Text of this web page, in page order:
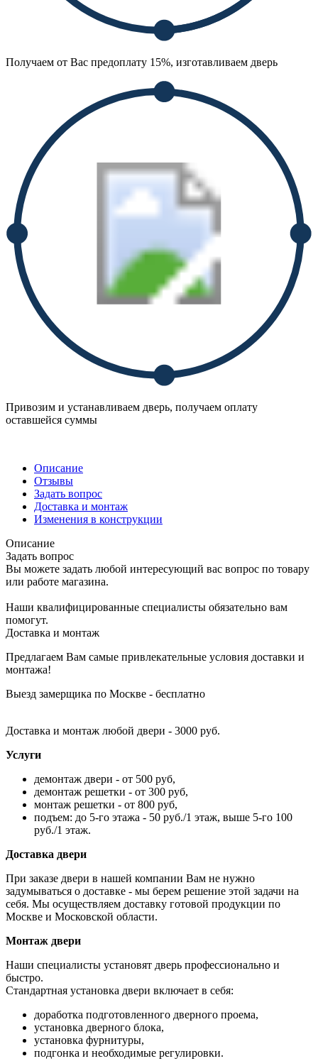
Получаем от Вас предоплату 15%, изготавливаем дверь
Привозим и устанавливаем дверь, получаем оплату
оставшейся суммы
Описание
Отзывы
Задать вопрос
Доставка и монтаж
Изменения в конструкции
Описание
Задать вопрос
Вы можете задать любой интересующий вас вопрос по товару
или работе магазина.
Наши квалифицированные специалисты обязательно вам
помогут.
Доставка и монтаж
Предлагаем Вам самые привлекательные условия доставки и
монтажа!
Выезд замерщика по Москве - бесплатно
Доставка и монтаж любой двери - 3000 руб.
Услуги
демонтаж двери - от 500 руб,
демонтаж решетки - от 300 руб,
монтаж решетки - от 800 руб,
подъем: до 5-го этажа - 50 руб./1 этаж, выше 5-го 100
руб./1 этаж.
Доставка двери
При заказе двери в нашей компании Вам не нужно
задумываться о доставке - мы берем решение этой задачи на
себя. Мы осуществляем доставку готовой продукции по
Москве и Московской области.
Монтаж двери
Наши специалисты установят дверь профессионально и
быстро.
Стандартная установка двери включает в себя:
доработка подготовленного дверного проема,
установка дверного блока,
установка фурнитуры,
подгонка и необходимые регулировки.